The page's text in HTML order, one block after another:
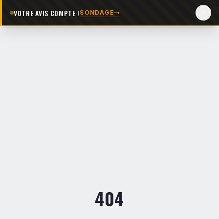
VOTRE AVIS COMPTE !SONDAGE
404